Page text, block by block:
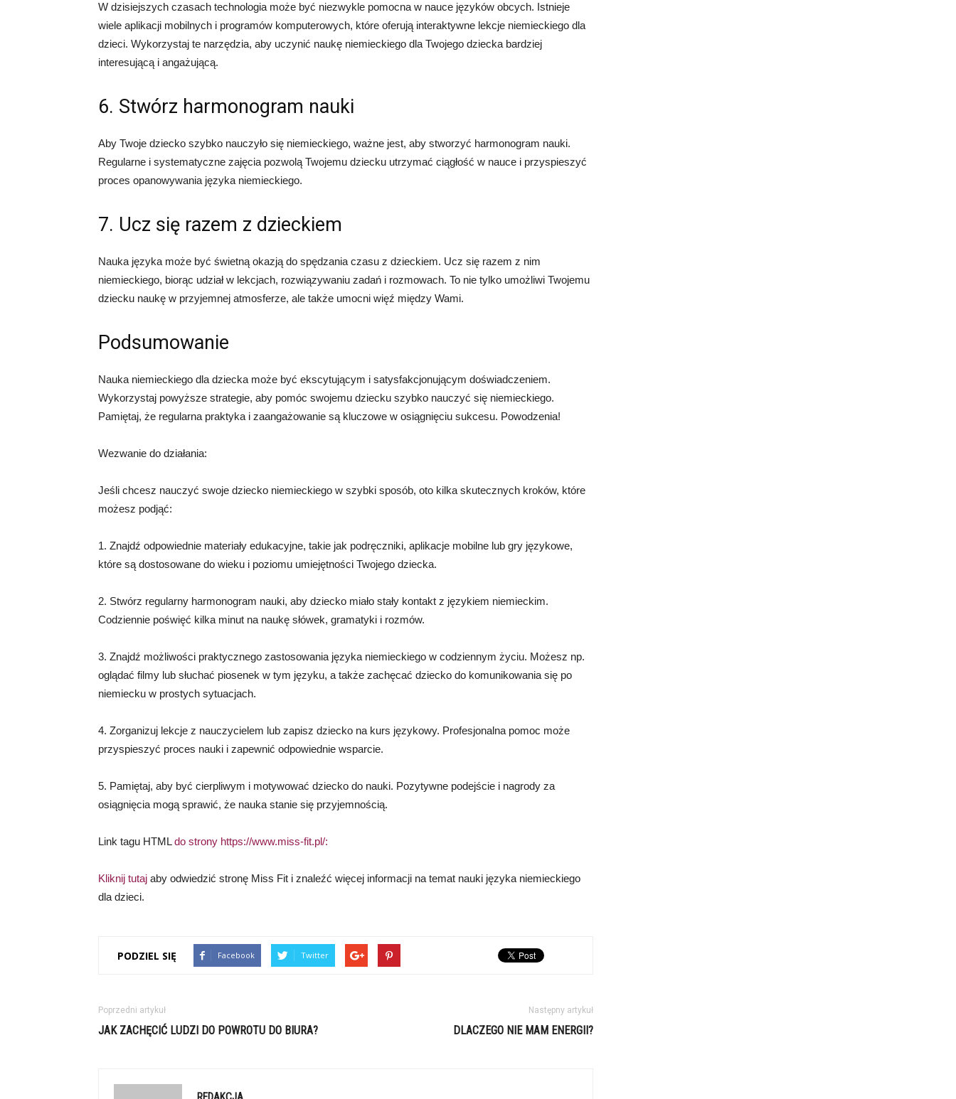
W dzisiejszych czasach technologia może być niezwykle pomocna w nauce języków obcych. Istnieje
wiele aplikacji mobilnych i programów komputerowych, które oferują interaktywne lekcje niemieckiego dla
dzieci. Wykorzystaj te narzędzia, aby uczynić naukę niemieckiego dla Twojego dziecka bardziej
interesującą i angażującą.
6. Stwórz harmonogram nauki
Aby Twoje dziecko szybko nauczyło się niemieckiego, ważne jest, aby stworzyć harmonogram nauki.
Regularne i systematyczne zajęcia pozwolą Twojemu dziecku utrzymać ciągłość w nauce i przyspieszyć
proces opanowywania języka niemieckiego.
7. Ucz się razem z dzieckiem
Nauka języka może być świetną okazją do spędzania czasu z dzieckiem. Ucz się razem z nim
niemieckiego, biorąc udział w lekcjach, rozwiązywaniu zadań i rozmowach. To nie tylko umożliwi Twojemu
dziecku naukę w przyjemnej atmosferze, ale także umocni więź między Wami.
Podsumowanie
Nauka niemieckiego dla dziecka może być ekscytującym i satysfakcjonującym doświadczeniem.
Wykorzystaj powyższe strategie, aby pomóc swojemu dziecku szybko nauczyć się niemieckiego.
Pamiętaj, że regularna praktyka i zaangażowanie są kluczowe w osiągnięciu sukcesu. Powodzenia!
Wezwanie do działania:
Jeśli chcesz nauczyć swoje dziecko niemieckiego w szybki sposób, oto kilka skutecznych kroków, które
możesz podjąć:
1. Znajdź odpowiednie materiały edukacyjne, takie jak podręczniki, aplikacje mobilne lub gry językowe,
które są dostosowane do wieku i poziomu umiejętności Twojego dziecka.
2. Stwórz regularny harmonogram nauki, aby dziecko miało stały kontakt z językiem niemieckim.
Codziennie poświęć kilka minut na naukę słówek, gramatyki i rozmów.
3. Znajdź możliwości praktycznego zastosowania języka niemieckiego w codziennym życiu. Możesz np.
oglądać filmy lub słuchać piosenek w tym języku, a także zachęcać dziecko do komunikowania się po
niemiecku w prostych sytuacjach.
4. Zorganizuj lekcje z nauczycielem lub zapisz dziecko na kurs językowy. Profesjonalna pomoc może
przyspieszyć proces nauki i zapewnić odpowiednie wsparcie.
5. Pamiętaj, aby być cierpliwym i motywować dziecko do nauki. Pozytywne podejście i nagrody za
osiągnięcia mogą sprawić, że nauka stanie się przyjemnością.
Link tagu HTMLdo strony https://www.miss-fit.pl/:
Kliknij tutaj aby odwiedzić stronę Miss Fit i znaleźć więcej informacji na temat nauki języka niemieckiego
dla dzieci.
PODZIEL SIĘ Facebook Twitter
Poprzedni artykuł
JAK ZACHĘCIĆ LUDZI DO POWROTU DO BIURA?
Następny artykuł
DLACZEGO NIE MAM ENERGII?